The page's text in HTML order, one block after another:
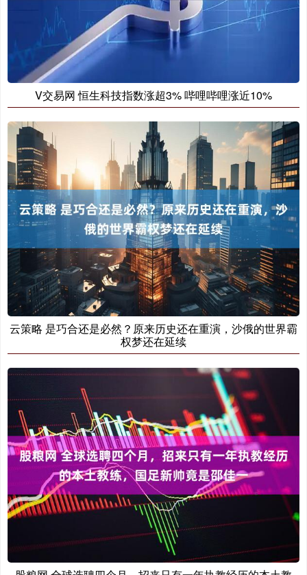
V交易网 恒生科技指数涨超3% 哔哩哔哩涨近10%
云策略 是巧合还是必然？原来历史还在重演，沙俄的世界霸
权梦还在延续